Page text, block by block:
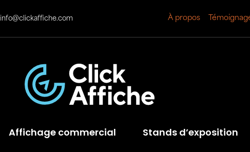
info@clickaffiche.com À propos
Affichage commercial Stands d’exposition